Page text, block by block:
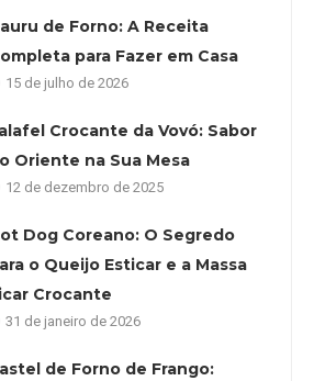
de Forno: A Receita
para Fazer em Casa
15 de julho de 2026
Crocante da Vovó: Sabor
Oriente na Sua Mesa
12 de dezembro de 2025
Dog Coreano: O Segredo
o Queijo Esticar e a Massa
Crocante
31 de janeiro de 2026
de Forno de Frango: